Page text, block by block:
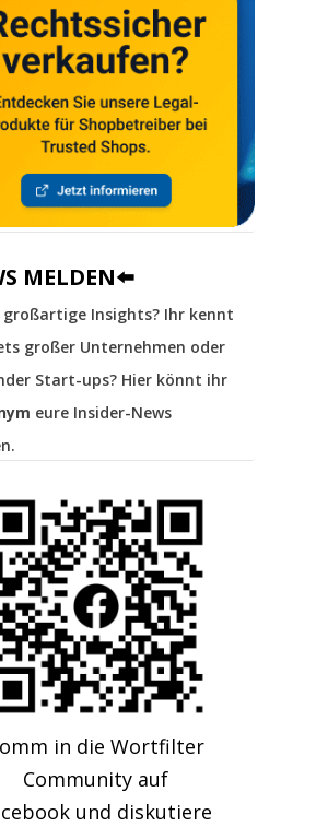
MELDEN⬅️
Insights? Ihr kennt
großer Unternehmen oder
Start-ups? Hier könnt ihr
eure Insider-News
in die Wortfilter
Community auf
und diskutiere